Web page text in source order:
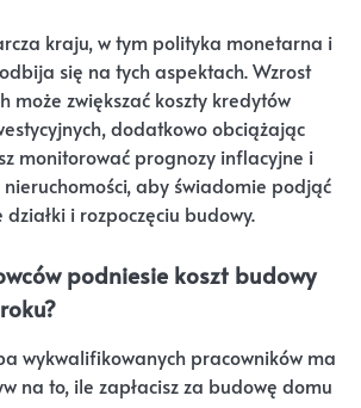
kraju, w tym polityka monetarna i
się na tych aspektach. Wzrost
może zwiększać koszty kredytów
dodatkowo obciążając
monitorować prognozy inflacyjne i
aby świadomie podjąć
i rozpoczęciu budowy.
podniesie koszt budowy
wykwalifikowanych pracowników ma
na to, ile zapłacisz za budowę domu